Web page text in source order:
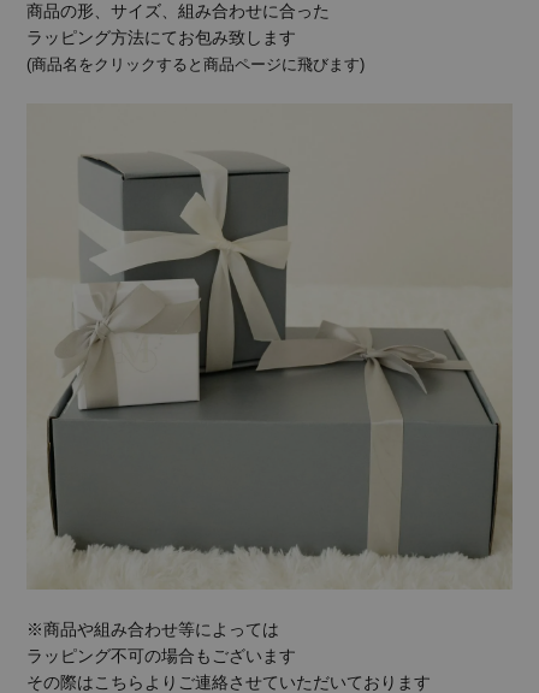
商品の形、サイズ、組み合わせに合った
ラッピング方法にてお包み致します
(商品名をクリックすると商品ページに飛びます)
※商品や組み合わせ等によっては
ラッピング不可の場合もございます
その際はこちらよりご連絡させていただいております